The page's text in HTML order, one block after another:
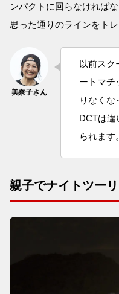
ンパクトに回らなければ
思った通りのラインをト
以前スク
ートマチ
りなくな
DCTは違
られます。
親子でナイトツー